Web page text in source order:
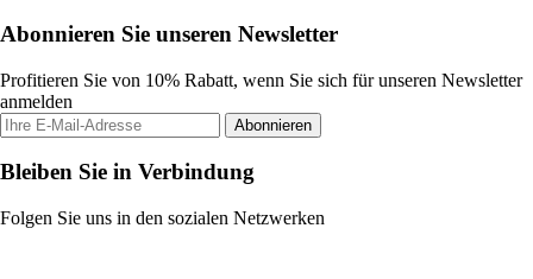
Abonnieren Sie unseren Newsletter
Profitieren Sie von 10% Rabatt, wenn Sie sich für unseren Newsletter
anmelden
Abonnieren
Bleiben Sie in Verbindung
Folgen Sie uns in den sozialen Netzwerken